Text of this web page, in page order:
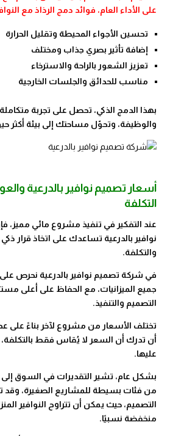
على الأداء العام، فوائد دمج الرذاذ مع
تحسين الأجواء المحيطة وتقليل الحرارة
إضافة تأثير بصري جذاب ومختلف
تعزيز الشعور بالراحة والاسترخاء
مناسب للحدائق والجلسات الخارجية
بهذا الدمج الذكي، تحصل على تجربة
والوظيفة، وتحوّل مساحتك إلى بيئة أكثر
أسعار تصميم نوافير بالدرعية
التكلفة
عند التفكير في تنفيذ مشروع مائي مميز،
نوافير بالدرعية تساعدك على اتخاذ قرار
والتكلفة.
في شركة تصميم نوافير بالدرعية نحرص
جميع الميزانيات، مع الحفاظ على أعلى
التصميم والتنفيذ.
تختلف الأسعار من مشروع لآخر بناءً على
أن تدرك أن السعر لا يُقاس فقط بالتكلفة،
عليها.
بشكل عام، تشير التقديرات في السوق إلى
من فئات بسيطة للمشاريع الصغيرة،
التصميم، حيث يمكن أن تتراوح النوافير
منخفضة نسبيًا.